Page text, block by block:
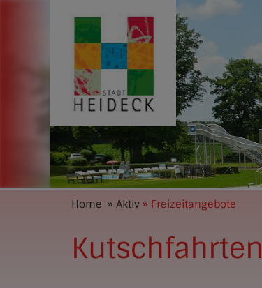
Home » Aktiv » Freizeitangebote
Kutschfahrten